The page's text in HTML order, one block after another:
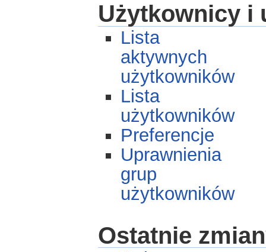
Użytkownicy i
Lista
aktywnych
użytkowników
Lista
użytkowników
Preferencje
Uprawnienia
grup
użytkowników
Ostatnie